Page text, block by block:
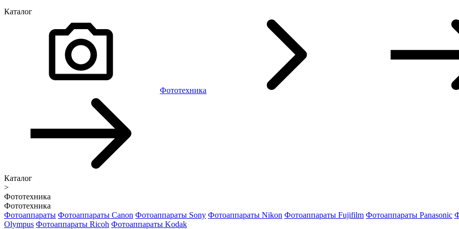
Каталог
Фототехника
Каталог
>
Фототехника
Фототехника
Фотоаппараты Фотоаппараты Canon Фотоаппараты Sony Фотоаппараты Nikon Фотоаппараты Fujifilm Фотоаппараты Panasonic
Olympus Фотоаппараты Ricoh Фотоаппараты Kodak